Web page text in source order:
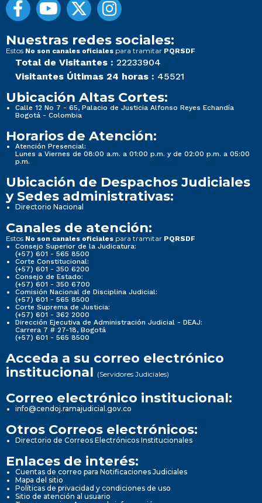
Nuestras redes sociales:
Estos No son canales oficiales para tramitar PQRSDF
Total de Visitantes : 22233904
Visitantes Últimas 24 horas : 45521
Ubicación Altas Cortes:
Calle 12 No 7 - 65, Palacio de Justicia Alfonso Reyes Echandía
Bogotá - Colombia
Horarios de Atención:
Atención Presencial:
Lunes a Viernes de 08:00 a.m. a 01:00 p.m. y de 02:00 p.m. a 05:00
p.m.
Ubicación de Despachos Judiciales
y Sedes administrativas:
Directorio Nacional
Canales de atención:
Estos No son canales oficiales para tramitar PQRSDF
Consejo Superior de la Judicatura:
(+57) 601 - 565 8500
Corte Constitucional:
(+57) 601 - 350 6200
Consejo de Estado:
(+57) 601 - 350 6700
Comisión Nacional de Disciplina Judicial:
(+57) 601 - 565 8500
Corte Suprema de Justicia:
(+57) 601 - 362 2000
Dirección Ejecutiva de Administración Judicial - DEAJ:
Carrera 7 # 27-18, Bogotá
(+57) 601 - 565 8500
Acceda a su correo electrónico
institucional (Servidores Judiciales)
Correo electrónico institucional:
info@cendoj.ramajudicial.gov.co
Otros Correos electrónicos:
Directorio de Correos Electrónicos Institucionales
Enlaces de interés:
Cuentas de correo para Notificaciones Judiciales
Mapa del sitio
Políticas de privacidad y condiciones de uso
Sitio de atención al usuario